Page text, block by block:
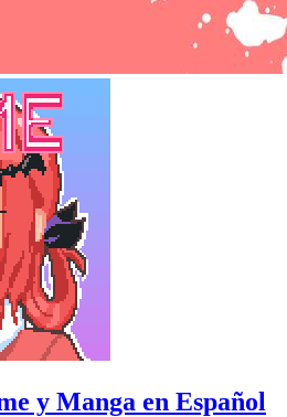
y Manga en Español